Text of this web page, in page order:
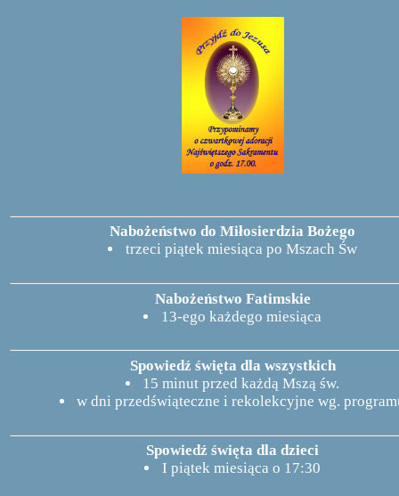
Nabożeństwo do Miłosierdzia Bożego
trzeci piątek miesiąca po Mszach Św
Nabożeństwo Fatimskie
13-ego każdego miesiąca
Spowiedź święta dla wszystkich
15 minut przed każdą Mszą św.
w dni przedświąteczne i rekolekcyjne wg.
Spowiedź święta dla dzieci
I piątek miesiąca o 17:30